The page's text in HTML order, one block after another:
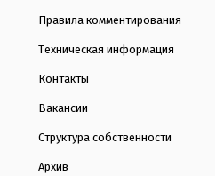
Правила комментирования
Техническая информация
Контакты
Вакансии
Структура собственности
Архив